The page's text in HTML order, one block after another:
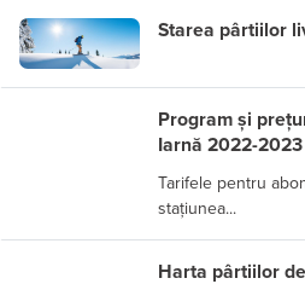
Starea pârtiilor
Program și
Iarnă 2022-2023
Tarifele pentru
stațiunea...
Harta pârtiilor